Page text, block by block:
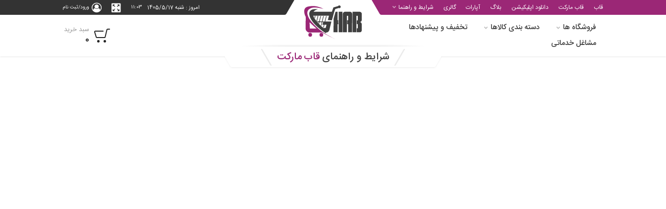
قاب قاب مارکت دانلود اپلیکیشن بلاگ آپارات گالری شرایط و راهنما امروز : شنبه 1405/5/17 11:03 ورود/ثبت نام
فروشگاه ها دسته بندی کالاها
تخفیف و پیشنهادها
مشاغل خدماتی
شرایط و راهنمایقابمارکت
سبد خرید
0